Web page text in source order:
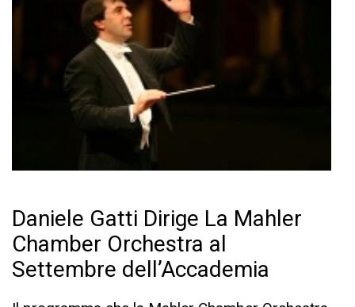
Daniele Gatti Dirige La Mahler
Chamber Orchestra al
Settembre dell’Accademia